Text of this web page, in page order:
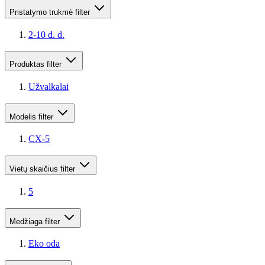
Pristatymo trukmė filter
2-10 d. d.
Produktas filter
Užvalkalai
Modelis filter
CX-5
Vietų skaičius filter
5
Medžiaga filter
Eko oda